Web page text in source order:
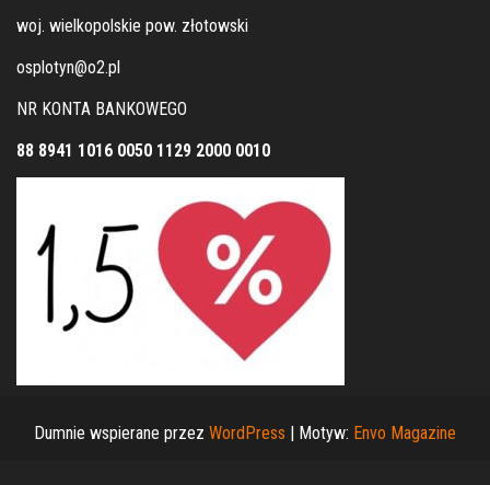
woj. wielkopolskie pow. złotowski
osplotyn@o2.pl
NR KONTA BANKOWEGO
88 8941 1016 0050 1129 2000 0010
Dumnie wspierane przez WordPress | Motyw: Envo Magazine